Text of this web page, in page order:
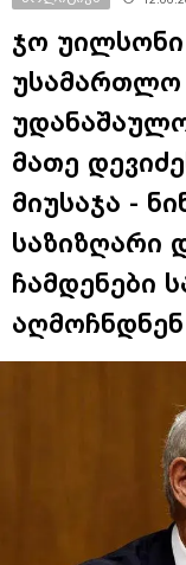
ჯო უილსონი
მათე
მიუსაჯა -
საზიზღარი
ჩამდენები
აღმოჩნდნენ